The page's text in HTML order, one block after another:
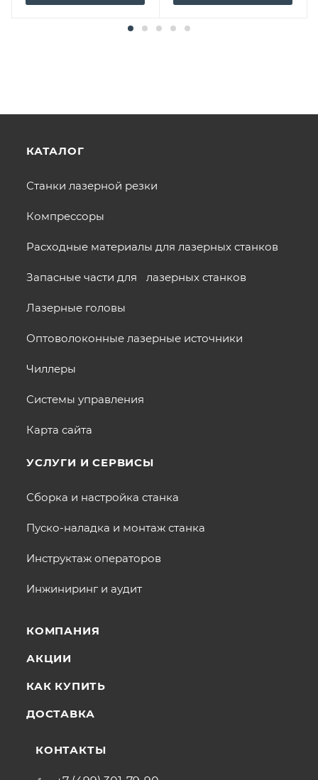
КАТАЛОГ
Станки лазерной резки
Компрессоры
Расходные материалы для лазерных станков
Запасные части для лазерных станков
Лазерные головы
Оптоволоконные лазерные источники
Чиллеры
Системы управления
Карта сайта
УСЛУГИ И СЕРВИСЫ
Сборка и настройка станка
Пуско-наладка и монтаж станка
Инструктаж операторов
Инжиниринг и аудит
КОМПАНИЯ
АКЦИИ
КАК КУПИТЬ
ДОСТАВКА
КОНТАКТЫ